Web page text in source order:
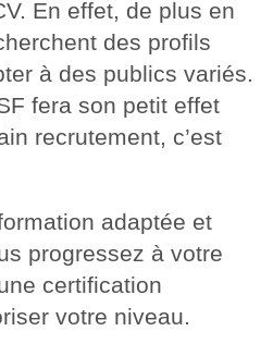
En effet, de plus en
des profils
à des publics variés.
fera son petit effet
recrutement, c’est
adaptée et
progressez à votre
certification
votre niveau.